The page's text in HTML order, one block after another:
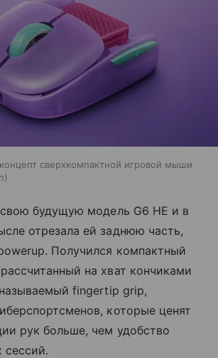
сверхкомпактной игровой мыши
свою будущую модель G6 HE и в
отрезала ей заднюю часть,
Получился компактный
на хват кончиками
fingertip grip,
которые ценят
рук больше, чем удобство
сессий.